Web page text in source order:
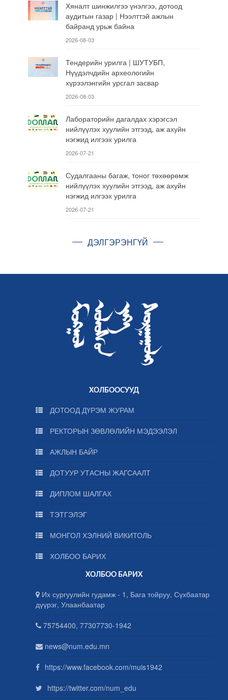
Хяналт шинжилгээ үнэлгээ, дотоод
аудитын газар | Нээлттэй ажлын
байранд урьж байна
2026-08-03
Тендерийн урилга | ШУТУБП,
Нүүдэлчдийн археологийн
хүрээлэнгийн урсгал засвар
2026-08-03
Лабораторийн дагалдах хэрэгсэл
нийлүүлэх хуулийн этгээд, аж ахуйн
нэгжид илгээх урилга
2026-07-21
Судалгааны багаж, тоног төхөөрөмж
нийлүүлэх хуулийн этгээд, аж ахуйн
нэгжид илгээх урилга
2026-07-21
ДЭЛГЭРЭНГҮЙ
ХОЛБООСУУД
ДОТООД ДҮРЭМ ЖУРАМ
РЕКТОРЫН ЗӨВЛӨЛИЙН МЭДЭЭЛЭЛ
АЖЛЫН БАЙР
ДОТУУР УТАСНЫ ЖАГСААЛТ
ДИПЛОМ ШАЛГАХ
ТЭТГЭЛЭГ
МОНГОЛ ХЭЛНИЙ ВИКИТОЛЬ
ХОЛБОО БАРИХ
ХОЛБОО БАРИХ
Их сургуулийн гудамж - 1, Бага тойруу, Сүхбаатар
дүүрэг, Улаанбаатар
75754400, 77307730-1942
news@num.edu.mn
https://www.facebook.com/muis1942
https://twitter.com/num_edu